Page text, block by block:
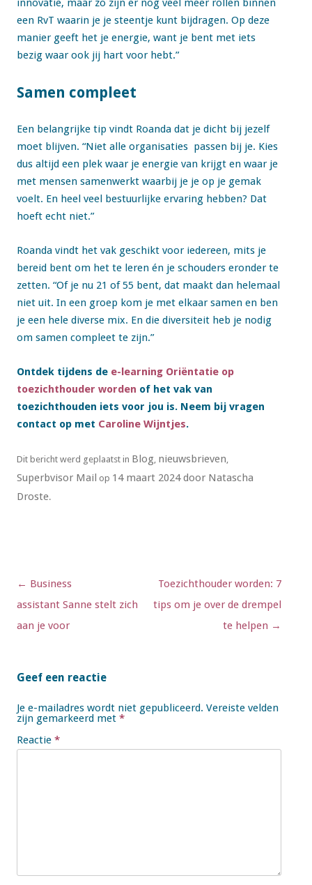
innovatie, maar zo zijn er nog veel meer rollen binnen
een RvT waarin je je steentje kunt bijdragen. Op deze
manier geeft het je energie, want je bent met iets
bezig waar ook jij hart voor hebt.”
Samen compleet
Een belangrijke tip vindt Roanda dat je dicht bij jezelf
moet blijven. “Niet alle organisaties passen bij je. Kies
dus altijd een plek waar je energie van krijgt en waar je
met mensen samenwerkt waarbij je je op je gemak
voelt. En heel veel bestuurlijke ervaring hebben? Dat
hoeft echt niet.”
Roanda vindt het vak geschikt voor iedereen, mits je
bereid bent om het te leren én je schouders eronder te
zetten. “Of je nu 21 of 55 bent, dat maakt dan helemaal
niet uit. In een groep kom je met elkaar samen en ben
je een hele diverse mix. En die diversiteit heb je nodig
om samen compleet te zijn.”
Ontdek tijdens de e-learning Oriëntatie op
toezichthouder worden of het vak van
toezichthouden iets voor jou is. Neem bij vragen
contact op met Caroline Wijntjes.
Dit bericht werd geplaatst in Blog, nieuwsbrieven,
Superbvisor Mail op 14 maart 2024door Natascha
Droste.
Berichtnavigatie
← Business
assistant Sanne stelt zich
aan je voor
Toezichthouder worden: 7
tips om je over de drempel
te helpen →
Geef een reactie
Je e-mailadres wordt niet gepubliceerd. Vereiste velden
zijn gemarkeerd met *
Reactie *